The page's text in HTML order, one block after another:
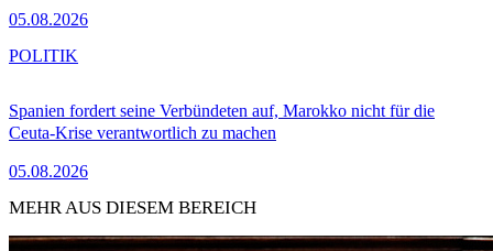
05.08.2026
Spanien fordert seine Verbündeten auf, Marokko nicht für die
Ceuta-Krise verantwortlich zu machen
05.08.2026
POLITIK
MEHR AUS DIESEM BEREICH